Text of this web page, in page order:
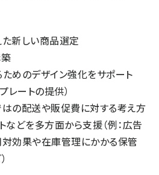
新しい商品選定
めのデザイン強化をサポート
レートの提供）
の配送や販促費に対する考え方
などを多方面から支援（例：広告
効果や在庫管理にかかる保管